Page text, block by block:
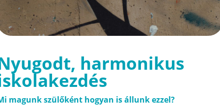
harmonikus
magunk szülőként hogyan is állunk ezzel?